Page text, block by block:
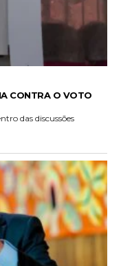
CONTRA O VOTO
das discussões